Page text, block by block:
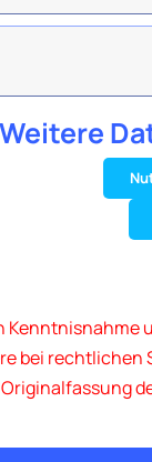
Weitere
bei